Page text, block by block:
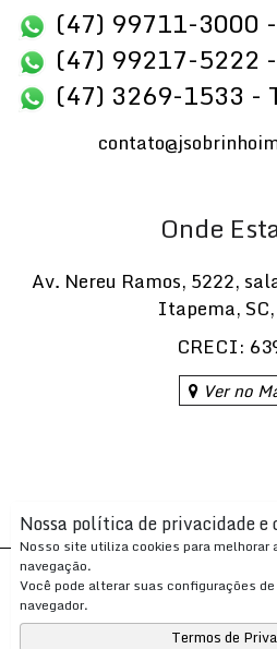
Nossa política de privacidade e
Nosso site utiliza cookies para melhorar
navegação.
Você pode alterar suas configurações
navegador.
Termos de
(47) 99711-3000
(47) 99217-5222
(47) 3269-1533 -
Onde
Av. Nereu Ramos, 5222,
Itapema, SC,
CRECI:
Ver no
Apresenta.me ~